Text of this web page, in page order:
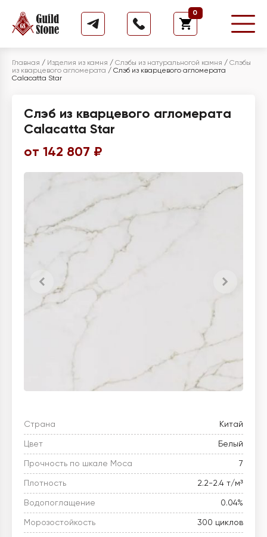
0
Главная / Изделия из камня / Слэбы из натуральногой камня / Слэбы
из кварцевого агломерата / Слэб из кварцевого агломерата
Calacatta Star
Слэб из кварцевого агломерата
Calacatta Star
от 142 807 ₽
Страна Китай
Цвет Белый
Прочность по шкале Моса 7
Плотность 2.2-2.4 т/м³
Водопоглащение 0.04%
Морозостойкость 300 циклов